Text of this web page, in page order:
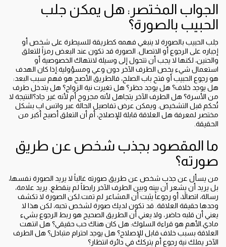
الجواب المختصر: هل يمكن جلب
الحبيب بالصورة؟
جلب الحبيب بالصورة لا ينبغي فهمه كطريقة للسيطرة على شخص أو
إجباره على الرجوع أو الاتصال. الصورة قد تكون عند البعض رمزاً للتعلق
والحنين، لكنها لا يجب أن تتحول إلى وسيلة لانتهاك الخصوصية أو
استعمال شيء يخص الطرف الآخر دون وعي ومسؤولية.إذا كان الهدف
هو رجوع الحبيب أو فتح باب الصلح، فالطريق الأصح هو فهم سبب البعد:
هل يوجد خلاف؟ هل يوجد حظر؟ هل تغيرت نية الزواج؟ هل يتدخل طرف
من الأسرة؟ هل الطرف الآخر يتجاهل لأنه مجروح أم لأنه غير جاد؟النتيجة لا
تُحكم قبل التشخيص. ويمكن عرض تفاصيل الحالة عبر واتس اب بشكل
مختصر لمعرفة هل العلاقة قابلة للإصلاح، أم أن التعلق أصبح أكبر من
الحقيقة.
ما المقصود بجذب شخص عن طريق
صورته؟
من يسأل عن جذب شخص عن طريق صورته غالباً لا يريد الصورة نفسها،
بل يريد أن يشعر أن بينه وبين الطرف الآخر رابطاً لم ينقطع. يريد علامة،
رسالة، اتصالاً، أو رجوعاً يثبت أن المشاعر لم تمت.لكن الصورة لا تكشف
وحدها حقيقة العلاقة. قد تكون لديك صورة لشخص تحبه، لكن هذا لا
يعني أن قلبه حاضر، ولا يعني أن الطريق الصحيح هو ربط الرجوع بشيء
مادي.الأهم هو قراءة السلوك: هل كان هناك حب حقيقي؟ هل انتهت
العلاقة بسبب خلاف قابل للإصلاح؟ هل يوجد احترام متبادل؟ هل الطرف
الآخر يملك نية رجوع أم يتركك في دائرة انتظار؟